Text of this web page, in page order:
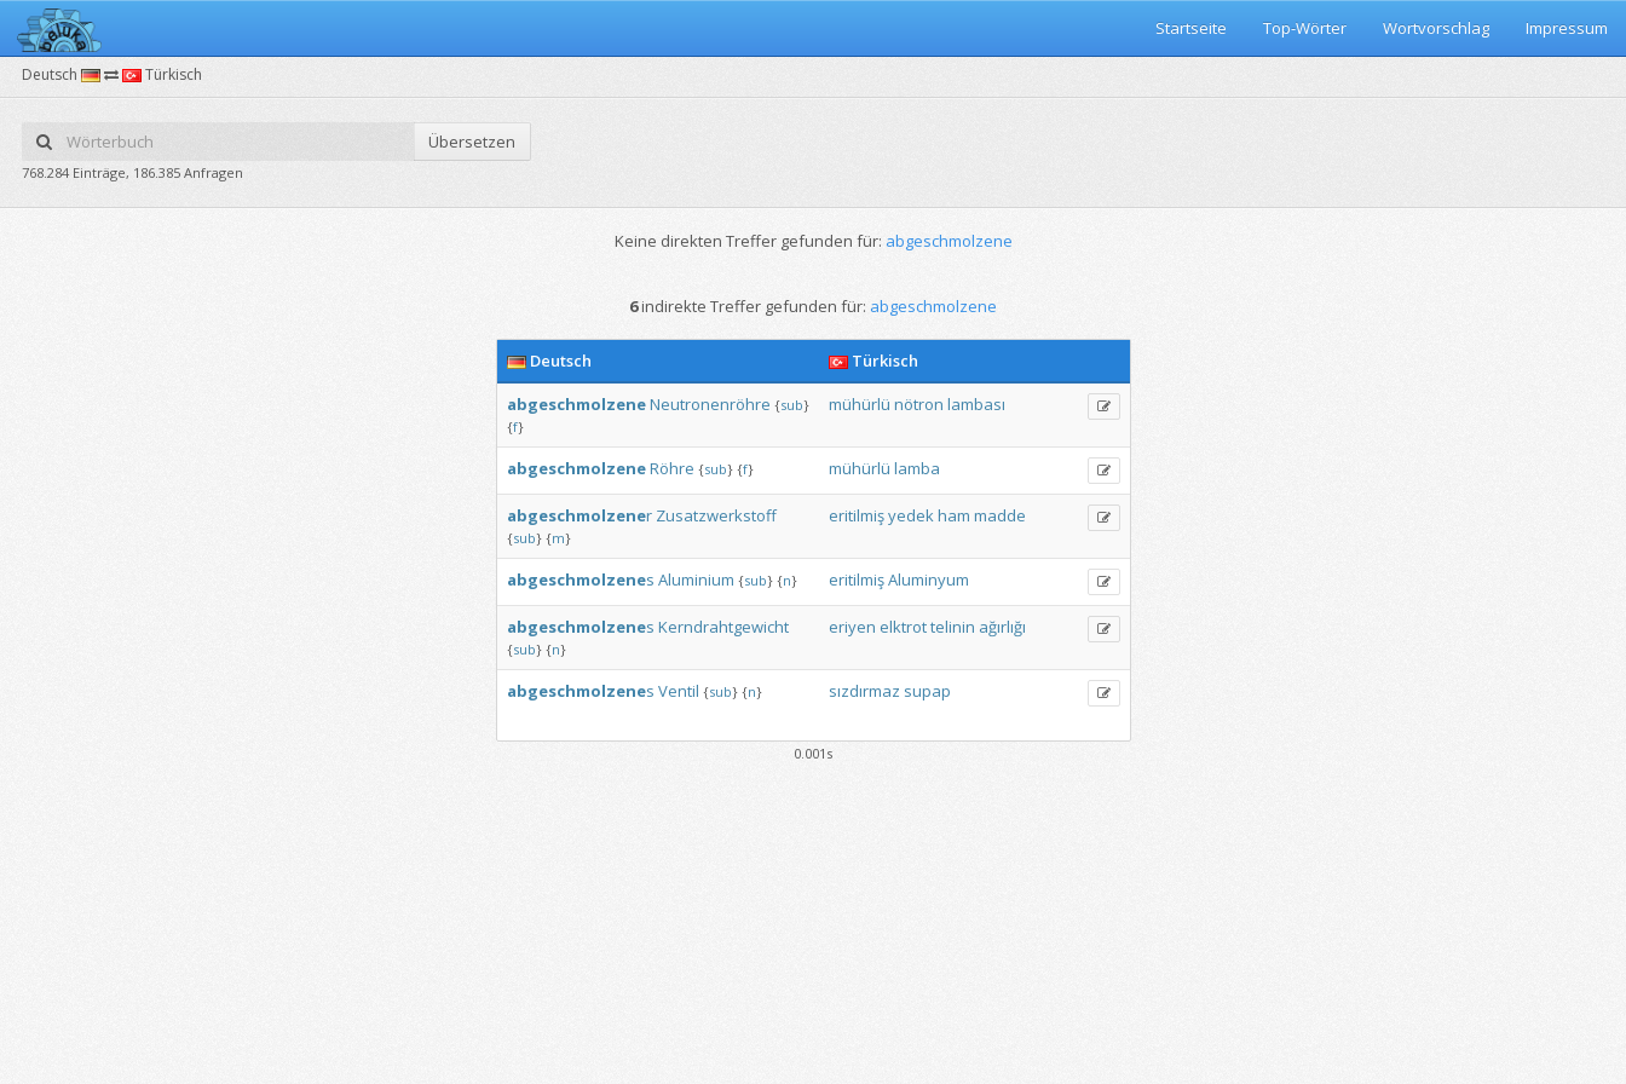
Startseite Top-Wörter Wortvorschlag Impressum
Deutsch Türkisch
Übersetzen
768.284 Einträge, 186.385 Anfragen
Keine direkten Treffer gefunden für: abgeschmolzene
6indirekte Treffer gefunden für: abgeschmolzene
Deutsch
Türkisch
abgeschmolzeneNeutronenröhre {sub}
{f}
mühürlü nötron lambası
abgeschmolzeneRöhre {sub} {f} mühürlü lamba
abgeschmolzener Zusatzwerkstoff
{sub} {m}
eritilmişyedekham madde
abgeschmolzenes Aluminium {sub} {n} eritilmişAluminyum
abgeschmolzenes Kerndrahtgewicht
{sub} {n}
eriyen elktrottelinin ağırlığı
abgeschmolzenes Ventil {sub} {n} sızdırmaz supap
0.001s